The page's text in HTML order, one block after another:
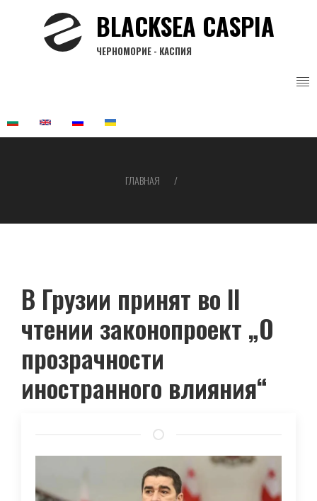
BLACKSEA CASPIA
ЧЕРНОМОРИЕ - КАСПИЯ
навигации
ГЛАВНАЯ
В Грузии принят во ІІ
чтении законопроект „О
прозрачности
иностранного влияния“